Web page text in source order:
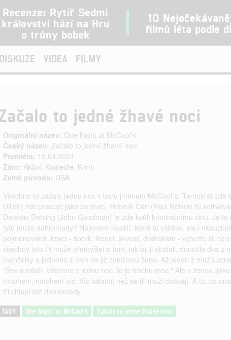
Recenze: Rytíř Sedmi
království hází na Hru
o trůny bobek
10
filmů léta podle
DISKUZE VIDEA FILMY
to jedné žhavé noci
Originální název: One Night at McCool's
Český název: Začalo to jedné žhavé noci
Premiéra: 19.04.2001
Žánr: Akční, Komedie, Krimi
Země původu: USA
Všechno to začalo jednu noc v baru jménem McCool´s. Tentokrát
Dillon) zde pracuje jako barman. Právník Carl (Paul Reiser) tu
Detektiv Dehling (John Goodman) je zde kvůli kriminálnímu činu. Je
tyto muže dohromady? Nejenom napětí, které tu vládne, ale i
pojmenovaná Jewel - šperk, klenot, skvost, drahokam - vyberte si, co
všechny tyto tři muže přemýšlet o tom, jak by ji dostali, donutila dva z
manželky a jednoho z nich na již zemřelou ženu. Až jeden z mužů
"Sex a násilí, všechno v jednu noc, to je trochu moc." Ale s ženou,
mnohem, mnohem víc. Víc kalamit než se tři muži obávají. A to, co
tři chlapi dát dohromady.
TAGY One Night at McCool's Začalo to jedné žhavé noci